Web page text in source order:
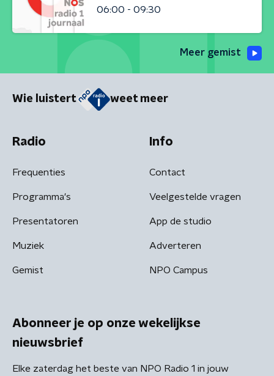
06:00 - 09:30
Meer gemist
Wie luistert weet meer
Radio
Frequenties
Programma's
Presentatoren
Muziek
Gemist
Info
Contact
Veelgestelde vragen
App de studio
Adverteren
NPO Campus
Abonneer je op onze wekelijkse
nieuwsbrief
Elke zaterdag het beste van NPO Radio 1 in jouw